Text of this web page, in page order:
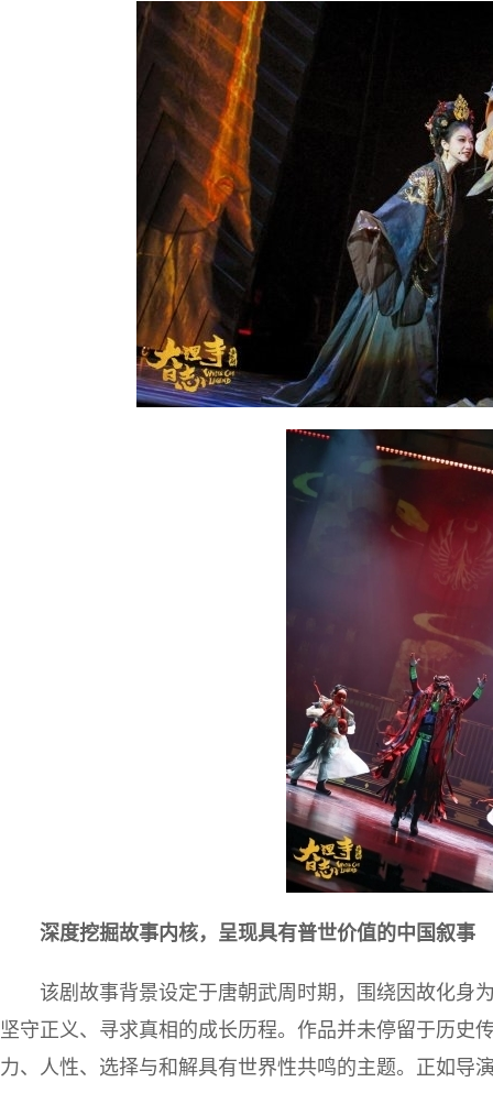
深度挖掘故事内核，呈现具有普世价值的中国叙事
该剧故事背景设定于唐朝武周时期，围绕因故化身
坚守正义、寻求真相的成长历程。作品并未停留于历史
力、人性、选择与和解具有世界性共鸣的主题。正如导